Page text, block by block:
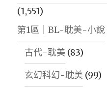
(1,551)
第1區｜BL-耽美-小說
古代-耽美 (83)
玄幻科幻-耽美 (99)